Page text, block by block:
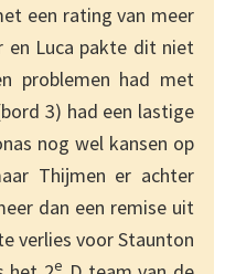
een rating van meer
en Luca pakte dit niet
problemen had met
3) had een lastige
nog wel kansen op
Thijmen er achter
dan een remise uit
verlies voor Staunton
e